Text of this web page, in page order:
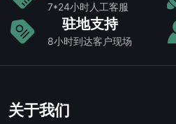
7*24小时人工客服
驻地支持
8小时到达客户现场
关于我们